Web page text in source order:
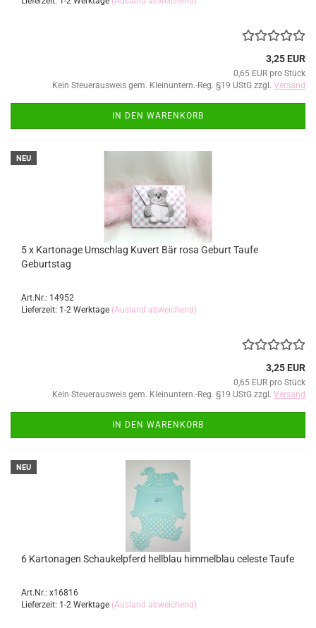
3,25 EUR
0,65 EUR pro Stück
Kein Steuerausweis gem. Kleinuntern.-Reg. §19 UStG zzgl. Versand
IN DEN WARENKORB
NEU
5 x Kartonage Umschlag Kuvert Bär rosa Geburt Taufe
Geburtstag
Art.Nr.: 14952
Lieferzeit: 1-2 Werktage (Ausland abweichend)
3,25 EUR
0,65 EUR pro Stück
Kein Steuerausweis gem. Kleinuntern.-Reg. §19 UStG zzgl. Versand
IN DEN WARENKORB
NEU
6 Kartonagen Schaukelpferd hellblau himmelblau celeste Taufe
Art.Nr.: x16816
Lieferzeit: 1-2 Werktage (Ausland abweichend)